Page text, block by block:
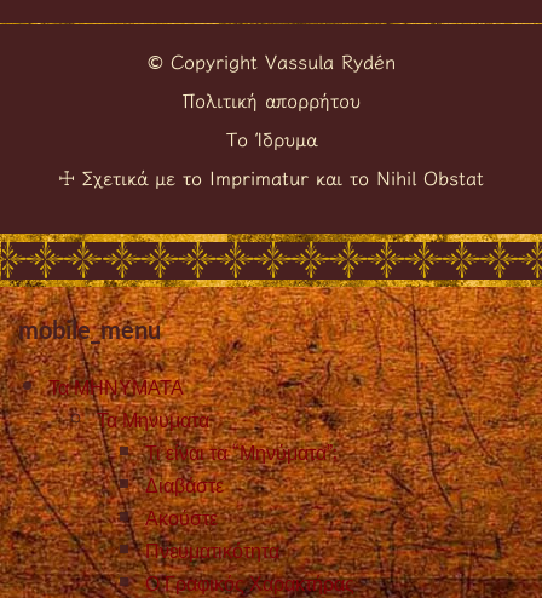
©Copyright Vassula Rydén
Πολιτική απορρήτου
Το Ίδρυμα
☩ Σχετικά με το Imprimatur και το Nihil Obstat
mobile_menu
Τα ΜΗΝΥΜΑΤΑ
Τα Μηνυματα
Τι είναι τα “Μηνύματα”;
Διαβάστε
Ακούστε
Πνευματικότητα
Ο Γραφικός Χαρακτήρας